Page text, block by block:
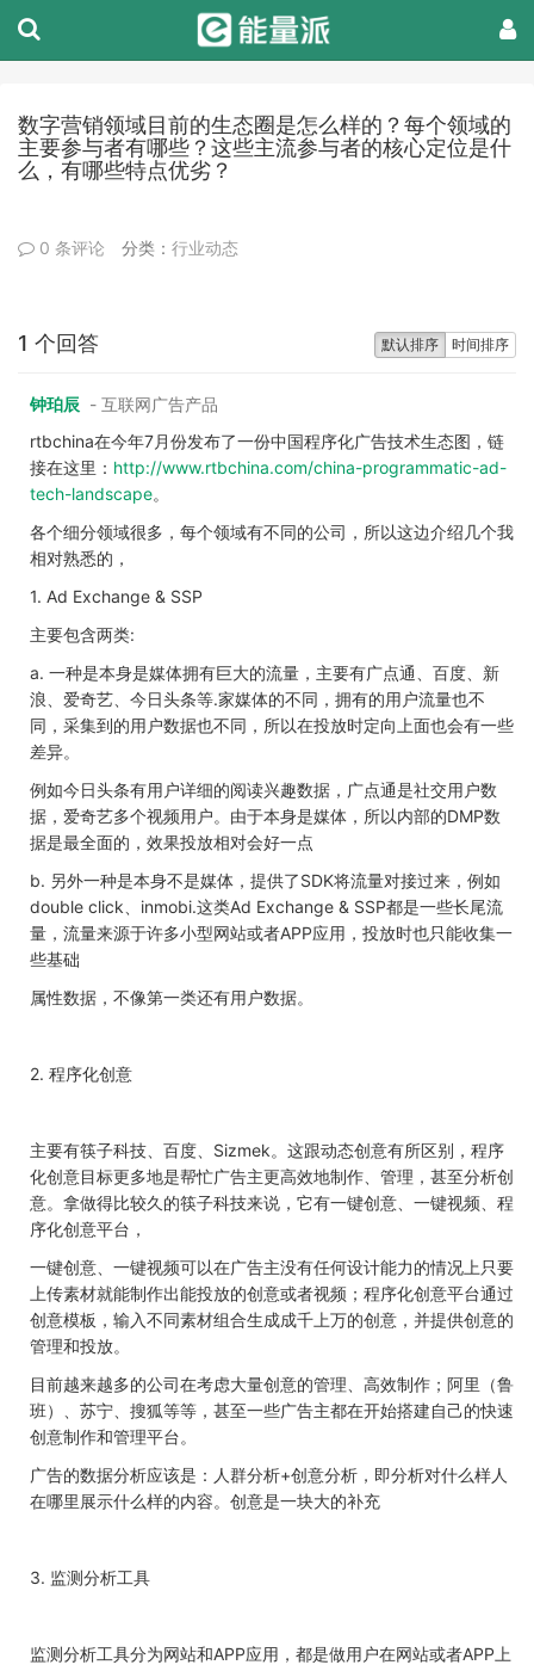
数字营销领域目前的生态圈是怎么样的？每个领域的
主要参与者有哪些？这些主流参与者的核心定位是什
么，有哪些特点优劣？
0 条评论 分类： 行业动态
默认排序 时间排序
1 个回答
钟珀辰 - 互联网广告产品
rtbchina在今年7月份发布了一份中国程序化广告技术生态图，链
接在这里： http://www.rtbchina.com/china-programmatic-ad-
tech-landscape。
各个细分领域很多，每个领域有不同的公司，所以这边介绍几个我
相对熟悉的，
1. Ad Exchange & SSP
主要包含两类:
a. 一种是本身是媒体拥有巨大的流量，主要有广点通、百度、新
浪、爱奇艺、今日头条等.家媒体的不同，拥有的用户流量也不
同，采集到的用户数据也不同，所以在投放时定向上面也会有一些
差异。
例如今日头条有用户详细的阅读兴趣数据，广点通是社交用户数
据，爱奇艺多个视频用户。由于本身是媒体，所以内部的DMP数
据是最全面的，效果投放相对会好一点
b. 另外一种是本身不是媒体，提供了SDK将流量对接过来，例如
double click、inmobi.这类Ad Exchange & SSP都是一些长尾流
量，流量来源于许多小型网站或者APP应用，投放时也只能收集一
些基础
属性数据，不像第一类还有用户数据。
2. 程序化创意
主要有筷子科技、百度、Sizmek。这跟动态创意有所区别，程序
化创意目标更多地是帮忙广告主更高效地制作、管理，甚至分析创
意。拿做得比较久的筷子科技来说，它有一键创意、一键视频、程
序化创意平台，
一键创意、一键视频可以在广告主没有任何设计能力的情况上只要
上传素材就能制作出能投放的创意或者视频；程序化创意平台通过
创意模板，输入不同素材组合生成成千上万的创意，并提供创意的
管理和投放。
目前越来越多的公司在考虑大量创意的管理、高效制作；阿里（鲁
班）、苏宁、搜狐等等，甚至一些广告主都在开始搭建自己的快速
创意制作和管理平台。
广告的数据分析应该是：人群分析+创意分析，即分析对什么样人
在哪里展示什么样的内容。创意是一块大的补充
3. 监测分析工具
监测分析工具分为网站和APP应用，都是做用户在网站或者APP上